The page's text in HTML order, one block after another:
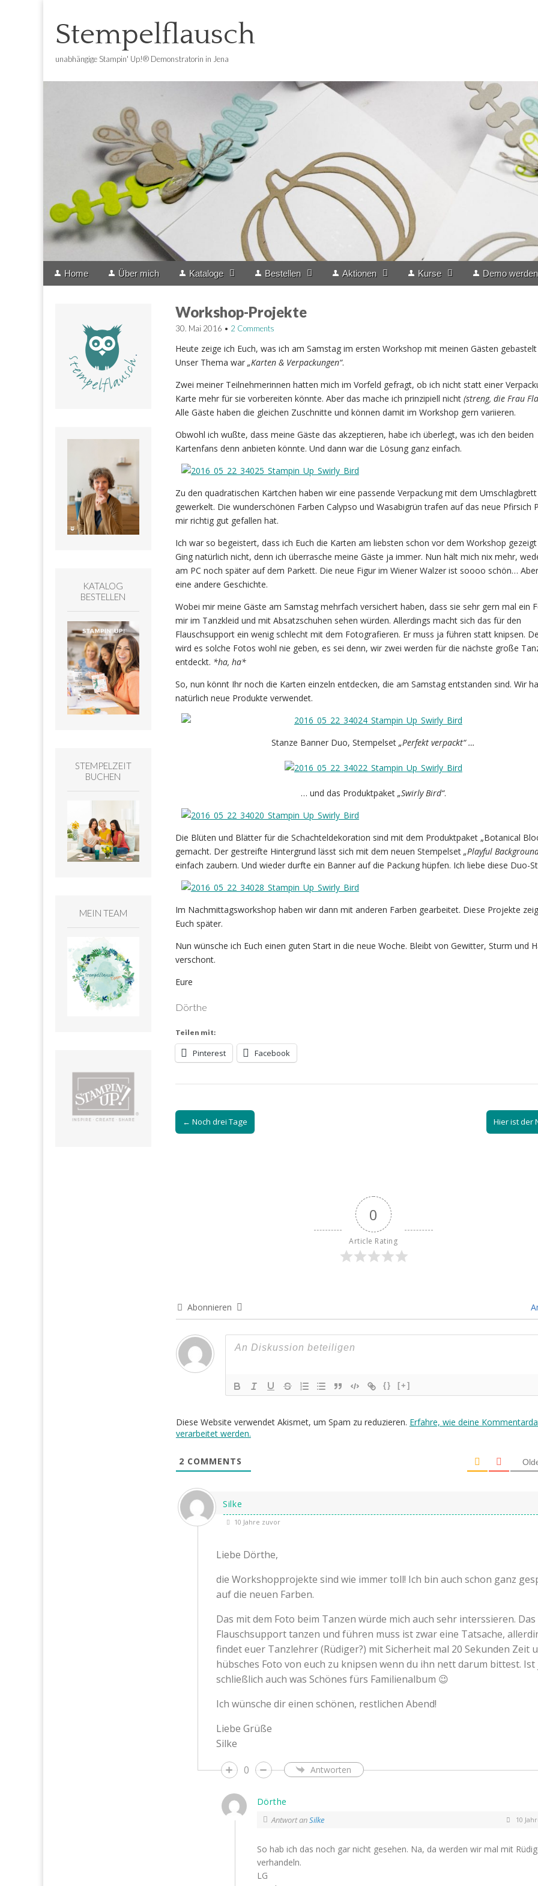
Stempelflausch
unabhängige Stampin' Up!® Demonstratorin in Jena
Main
Skip
Home Über mich Kataloge Bestellen Aktionen Kurse Demo werden
Workshop-Projekte
30. Mai 2016 • 2 Comments
Heute zeige ich Euch, was ich am Samstag im ersten Workshop mit meinen Gästen gebastelt
Unser Thema war „Karten & Verpackungen“.
Zwei meiner Teilnehmerinnen hatten mich im Vorfeld gefragt, ob ich nicht statt einer
Karte mehr für sie vorbereiten könnte. Aber das mache ich prinzipiell nicht (streng, die Frau
Alle Gäste haben die gleichen Zuschnitte und können damit im Workshop gern variieren.
Obwohl ich wußte, dass meine Gäste das akzeptieren, habe ich überlegt, was ich den beiden
Kartenfans denn anbieten könnte. Und dann war die Lösung ganz einfach.
Zu den quadratischen Kärtchen haben wir eine passende Verpackung mit dem Umschlagbrett
gewerkelt. Die wunderschönen Farben Calypso und Wasabigrün trafen auf das neue Pfirsich
mir richtig gut gefallen hat.
Ich war so begeistert, dass ich Euch die Karten am liebsten schon vor dem Workshop
Ging natürlich nicht, denn ich überrasche meine Gäste ja immer. Nun hält mich nix mehr,
am PC noch später auf dem Parkett. Die neue Figur im Wiener Walzer ist soooo schön…
eine andere Geschichte.
Wobei mir meine Gäste am Samstag mehrfach versichert haben, dass sie sehr gern mal ein
mir im Tanzkleid und mit Absatzschuhen sehen würden. Allerdings macht sich das für den
Flauschsupport ein wenig schlecht mit dem Fotografieren. Er muss ja führen statt knipsen.
wird es solche Fotos wohl nie geben, es sei denn, wir zwei werden für die nächste große
entdeckt. *ha, ha*
So, nun könnt Ihr noch die Karten einzeln entdecken, die am Samstag entstanden sind. Wir
natürlich neue Produkte verwendet.
Stanze Banner Duo, Stempelset„Perfekt verpackt“ …
… und das Produktpaket „Swirly Bird“.
Die Blüten und Blätter für die Schachteldekoration sind mit dem Produktpaket „Botanical
gemacht. Der gestreifte Hintergrund lässt sich mit dem neuen Stempelset „Playful
einfach zaubern. Und wieder durfte ein Banner auf die Packung hüpfen. Ich liebe diese Duo-
Im Nachmittagsworkshop haben wir dann mit anderen Farben gearbeitet. Diese Projekte
Euch später.
Nun wünsche ich Euch einen guten Start in die neue Woche. Bleibt von Gewitter, Sturm und
verschont.
Eure
Dörthe
Teilen mit:
Pinterest Facebook
Post
navigation
← Noch drei Tage Hier ist der
0
Article Rating
Abonnieren
{} [+]
Diese Website verwendet Akismet, um Spam zu reduzieren. Erfahre, wie deine
verarbeitet werden.
2 COMMENTS
Silke
10 Jahre zuvor
Liebe Dörthe,
die Workshopprojekte sind wie immer toll! Ich bin auch schon ganz
auf die neuen Farben.
Das mit dem Foto beim Tanzen würde mich auch sehr interssieren.
Flauschsupport tanzen und führen muss ist zwar eine Tatsache,
findet euer Tanzlehrer (Rüdiger?) mit Sicherheit mal 20 Sekunden Zeit
hübsches Foto von euch zu knipsen wenn du ihn nett darum bittest. Ist
schließlich auch was Schönes fürs Familienalbum 😉
Ich wünsche dir einen schönen, restlichen Abend!
Liebe Grüße
Silke
0
Antworten
Dörthe
Antwort anSilke 10
So hab ich das noch gar nicht gesehen. Na, da werden wir mal mit
verhandeln.
LG
KATALOG
BESTELLEN
STEMPELZEIT
BUCHEN
MEIN TEAM